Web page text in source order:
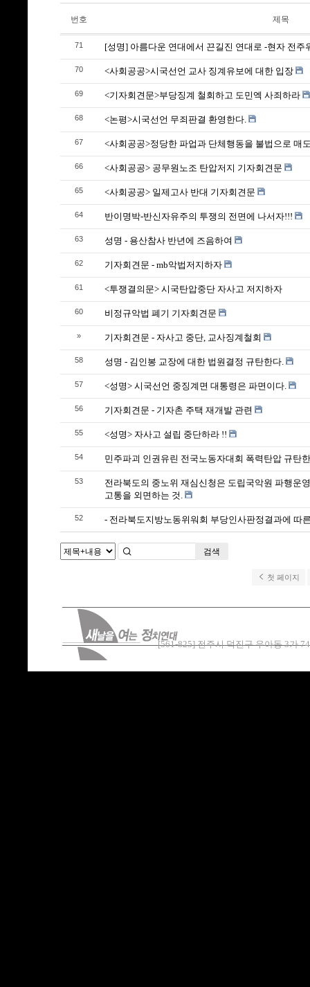
번호 제목
71 [성명] 아름다운 연대에서 끈길진 연대로 -현자 전주
70 <사회공공>시국선언 교사 징계유보에 대한 입장
69 <기자회견문>부당징계 철회하고 도민엑 사죄하라
68 <논평>시국선언 무죄판결 환영한다.
67 <사회공공>정당한 파업과 단체행동을 불법으로 매
66 <사회공공> 공무원노조 탄압저지 기자회견문
65 <사회공공> 일제고사 반대 기자회견문
64 반이명박-반신자유주의 투쟁의 전면에 나서자!!!
63 성명 - 용산참사 반년에 즈음하여
62 기자회견문 - mb악법저지하자
61 <투쟁결의문> 시국탄압중단 자사고 저지하자
60 비정규악법 폐기 기자회견문
» 기자회견문 - 자사고 중단, 교사징계철회
58 성명 - 김인봉 교장에 대한 법원결정 규탄한다.
57 <성명> 시국선언 중징계면 대통령은 파면이다.
56 기자회견문 - 기자촌 주택 재개발 관련
55 <성명> 자사고 설립 중단하라 !!
54 민주파괴 인권유린 전국노동자대회 폭력탄압 규탄
53
전라북도의 중노위 재심신청은 도립국악원 파행운
고통을 외면하는 것.
52 - 전라북도지방노동위워회 부당인사판정결과에 따
검색
첫 페이지
[561-825] 전주시 덕진구 우아동 3가